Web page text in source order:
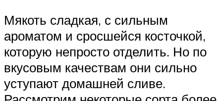
Мякоть сладкая, с сильным
ароматом и сросшейся косточкой,
которую непросто отделить. Но по
вкусовым качествам они сильно
уступают домашней сливе.